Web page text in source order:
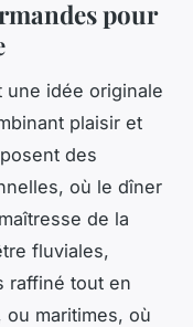
pour
une idée originale
plaisir et
des
où le dîner
de la
fluviales,
raffiné tout en
maritimes, où